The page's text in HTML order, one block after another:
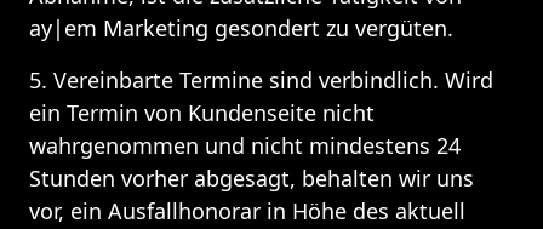
ay|em Marketing gesondert zu vergüten.
5. Vereinbarte Termine sind verbindlich. Wird
ein Termin von Kundenseite nicht
wahrgenommen und nicht mindestens 24
Stunden vorher abgesagt, behalten wir uns
vor, ein Ausfallhonorar in Höhe des aktuell